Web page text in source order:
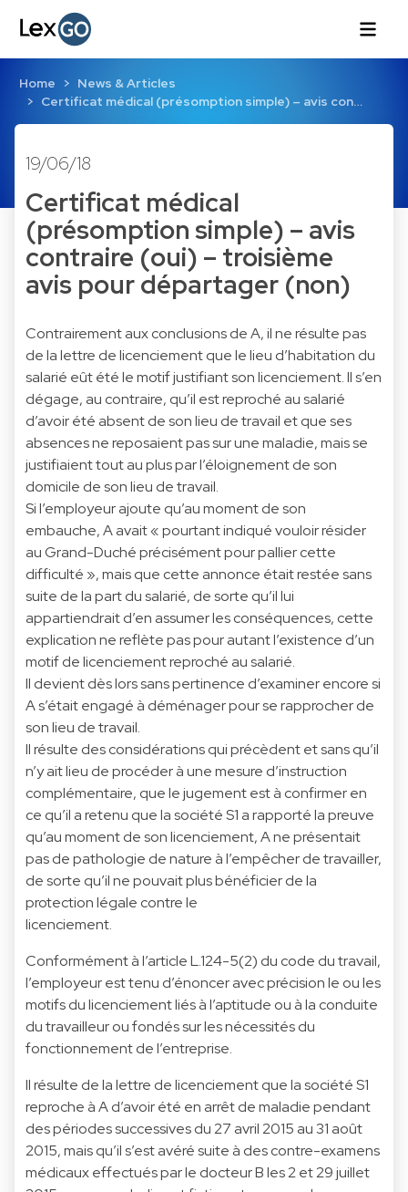
Home
News & Articles
Certificat médical (présomption simple) – avis con…
19/06/18
Certificat médical
(présomption simple) – avis
contraire (oui) – troisième
avis pour départager (non)
Contrairement aux conclusions de A, il ne résulte pas
de la lettre de licenciement que le lieu d’habitation du
salarié eût été le motif justifiant son licenciement. Il s’en
dégage, au contraire, qu’il est reproché au salarié
d’avoir été absent de son lieu de travail et que ses
absences ne reposaient pas sur une maladie, mais se
justifiaient tout au plus par l’éloignement de son
domicile de son lieu de travail.
Si l’employeur ajoute qu’au moment de son
embauche, A avait « pourtant indiqué vouloir résider
au Grand-Duché précisément pour pallier cette
difficulté », mais que cette annonce était restée sans
suite de la part du salarié, de sorte qu’il lui
appartiendrait d’en assumer les conséquences, cette
explication ne reflète pas pour autant l’existence d’un
motif de licenciement reproché au salarié.
Il devient dès lors sans pertinence d’examiner encore si
A s’était engagé à déménager pour se rapprocher de
son lieu de travail.
Il résulte des considérations qui précèdent et sans qu’il
n’y ait lieu de procéder à une mesure d’instruction
complémentaire, que le jugement est à confirmer en
ce qu’il a retenu que la société S1 a rapporté la preuve
qu’au moment de son licenciement, A ne présentait
pas de pathologie de nature à l’empêcher de travailler,
de sorte qu’il ne pouvait plus bénéficier de la
protection légale contre le
licenciement.
Conformément à l’article L.124-5(2) du code du travail,
l’employeur est tenu d’énoncer avec précision le ou les
motifs du licenciement liés à l’aptitude ou à la conduite
du travailleur ou fondés sur les nécessités du
fonctionnement de l’entreprise.
Il résulte de la lettre de licenciement que la société S1
reproche à A d’avoir été en arrêt de maladie pendant
des périodes successives du 27 avril 2015 au 31 août
2015, mais qu’il s’est avéré suite à des contre-examens
médicaux effectués par le docteur B les 2 et 29 juillet